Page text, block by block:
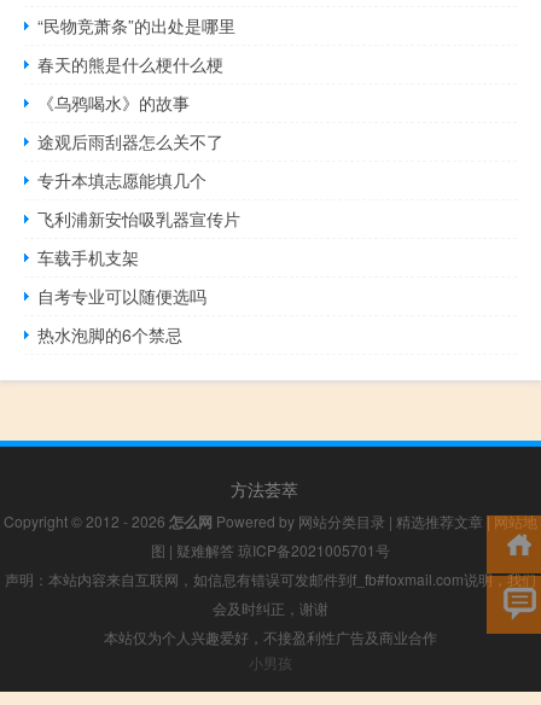
“民物竞萧条”的出处是哪里
春天的熊是什么梗什么梗
《乌鸦喝水》的故事
途观后雨刮器怎么关不了
专升本填志愿能填几个
飞利浦新安怡吸乳器宣传片
车载手机支架
自考专业可以随便选吗
热水泡脚的6个禁忌
方法荟萃
Copyright © 2012 - 2026 怎么网 Powered by 网站分类目录 | 精选推荐文章 |网站地
图 | 疑难解答 琼ICP备2021005701号
声明：本站内容来自互联网，如信息有错误可发邮件到f_fb#foxmail.com说明，我们
会及时纠正，谢谢
本站仅为个人兴趣爱好，不接盈利性广告及商业合作
小男孩